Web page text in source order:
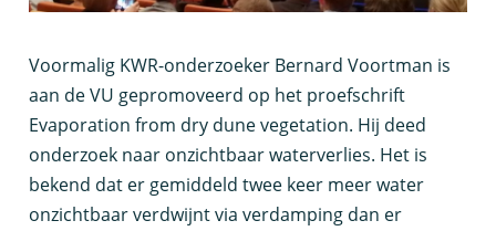
Voormalig KWR-onderzoeker Bernard Voortman is
aan de VU gepromoveerd op het proefschrift
Evaporation from dry dune vegetation. Hij deed
onderzoek naar onzichtbaar waterverlies. Het is
bekend dat er gemiddeld twee keer meer water
onzichtbaar verdwijnt via verdamping dan er